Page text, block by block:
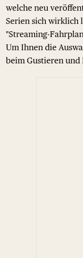
welche neu
Serien sich wirklich
"Streaming-
Um Ihnen die
beim Gustieren und